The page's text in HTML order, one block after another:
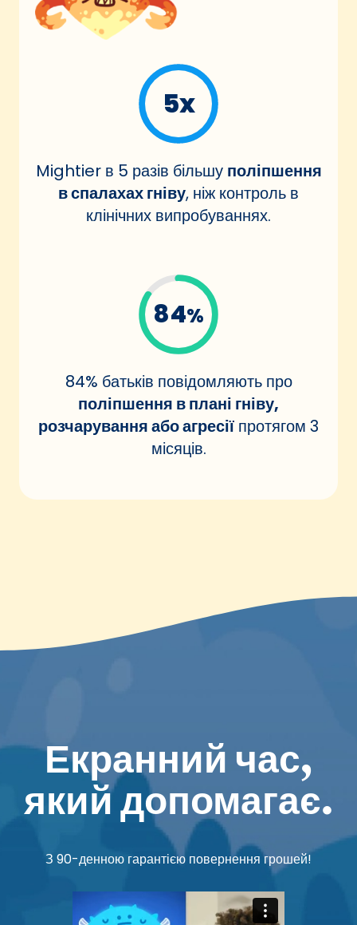
5x
Mightier в 5 разів більшу поліпшення
в спалахах гніву, ніж контроль в
клінічних випробуваннях.
84%
84% батьків повідомляють про
поліпшення в плані гніву,
розчарування або агресії протягом 3
місяців.
Екранний час,
який допомагає.
З 90-денною гарантією повернення грошей!